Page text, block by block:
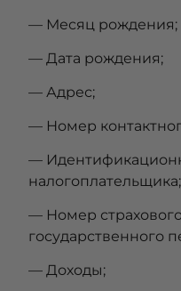
— Месяц рождения;
— Дата рождения;
— Адрес;
— Номер
—
налогоплательщика;
— Номер
государственного
— Доходы;